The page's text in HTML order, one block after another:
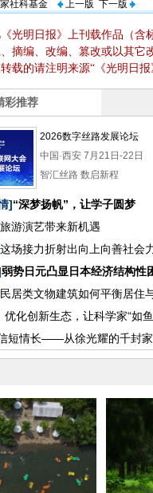
家社科基金 上一版 下一版
光明日报》上刊载作品（含
摘编、改编、篡改或以其它
载的请注明来源“《光明日报